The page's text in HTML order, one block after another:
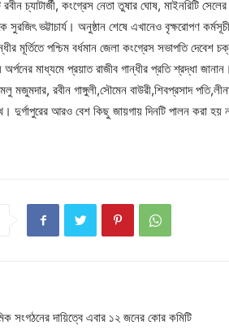
চ্যাটার্জী, কংগ্রেস নেতা তুষার ঘোষ, মাইনরিটি
সুরজিৎ ভট্টাচার্য। অনুষ্ঠান শেষে এখানেও বৃক্ষরোপণ
মূর্তিতে পশ্চিম বর্ধমান জেলা কংগ্রেস সভাপতি
অর্পনের মাধ্যমে প্রয়াত রাজীব গান্ধীর প্রতি শ্রদ্ধা
মজুমদার, রবীন গাঙ্গুলী,সৌমেন বাউরী,শিবপ্রসাদ
দুর্গাপুরের আরও বেশ কিছু জায়গায় দিনটি পালন করা হয়
সংগঠনের দায়িত্বে এবার ১২ জনের কোর কমিটি